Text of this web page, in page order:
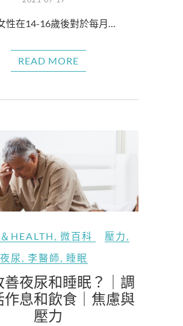
性在14-16歲後對於每月…
READ MORE
HEALTH , 微百科 壓力 ,
夜尿 , 李醫師, 睡眠
善夜尿和睡眠？｜調
作息和飲食｜焦慮與
壓力